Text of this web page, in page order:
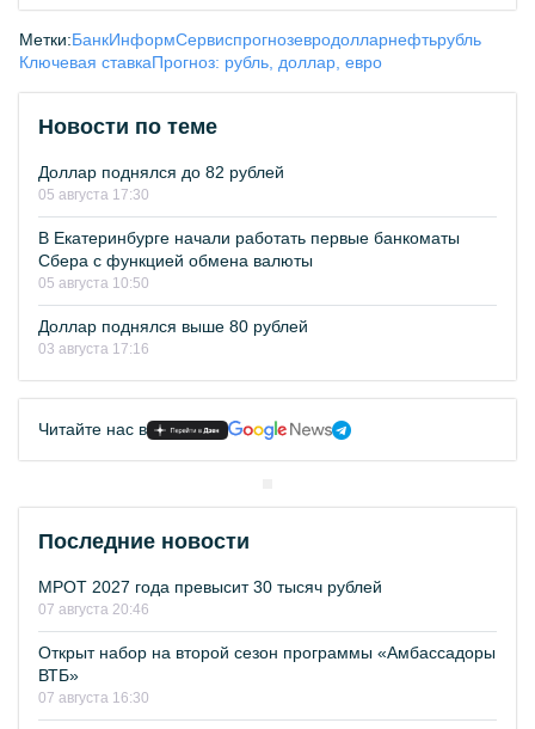
Метки:БанкИнформСервиспрогнозевродолларнефтьрубль
Ключевая ставкаПрогноз: рубль, доллар, евро
Новости по теме
Доллар поднялся до 82 рублей
05 августа 17:30
В Екатеринбурге начали работать первые банкоматы
Сбера с функцией обмена валюты
05 августа 10:50
Доллар поднялся выше 80 рублей
03 августа 17:16
Читайте нас в
Последние новости
МРОТ 2027 года превысит 30 тысяч рублей
07 августа 20:46
Открыт набор на второй сезон программы «Амбассадоры
ВТБ»
07 августа 16:30